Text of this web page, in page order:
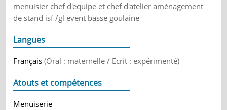
menuisier chef d'equipe et chef d'atelier aménagement
de stand isf /gl event basse goulaine
Langues
Français(Oral : maternelle / Ecrit : expérimenté)
Atouts et compétences
Menuiserie